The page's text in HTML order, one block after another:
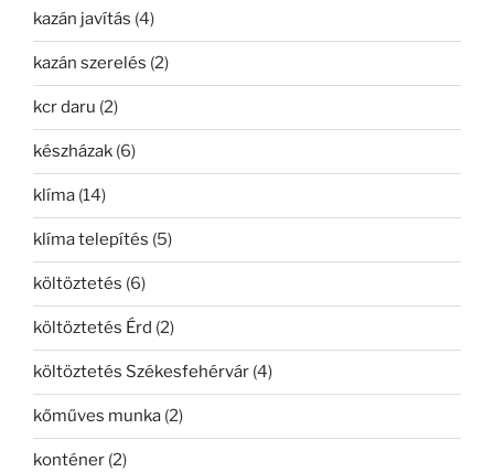
kazán javítás (4)
kazán szerelés (2)
kcr daru (2)
készházak (6)
klíma (14)
klíma telepítés (5)
költöztetés (6)
költöztetés Érd (2)
költöztetés Székesfehérvár (4)
kőműves munka (2)
konténer (2)